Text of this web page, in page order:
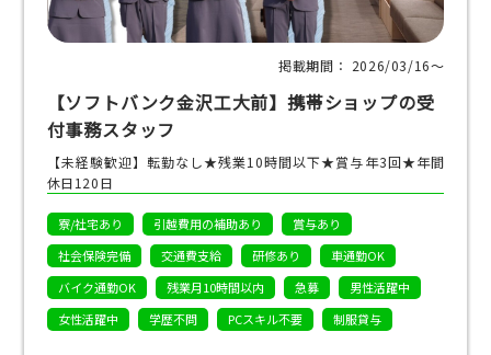
掲載期間： 2026/03/16〜
【ソフトバンク金沢工大前】携帯ショップの受
付事務スタッフ
【未経験歓迎】転勤なし★残業10時間以下★賞与年3回★年間
休日120日
寮/社宅あり 引越費用の補助あり
賞与あり
社会保険完備
交通費支給 研修あり
車通勤OK
バイク通勤OK
残業月10時間以内 急募
男性活躍中
女性活躍中
学歴不問 PCスキル不要 制服貸与